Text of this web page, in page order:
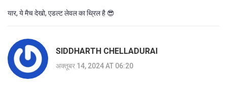
यार, ये मैच देखो, एडल्ट लेवल का थ्रिल है 😎
SIDDHARTH CHELLADURAI
अक्तूबर 14, 2024 AT 06:20